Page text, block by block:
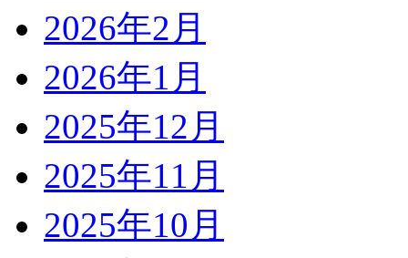
2026年2月
2026年1月
2025年12月
2025年11月
2025年10月